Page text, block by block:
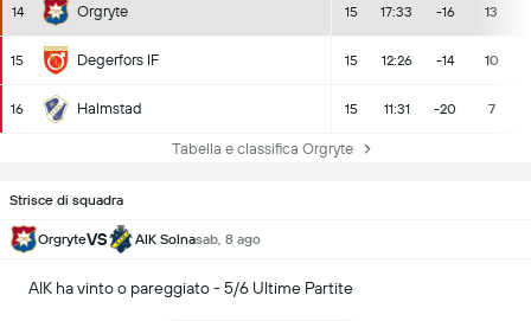
14 Orgryte 15 17:33 -16 13
15 Degerfors IF 15 12:26 -14 10
16 Halmstad 15 11:31 -20 7
Tabella e classifica Orgryte
Strisce di squadra
OrgryteVS AIK Solnasab, 8 ago
AIK ha vinto o pareggiato - 5/6 Ultime Partite